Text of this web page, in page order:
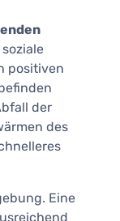
positiven
der
des
Eine